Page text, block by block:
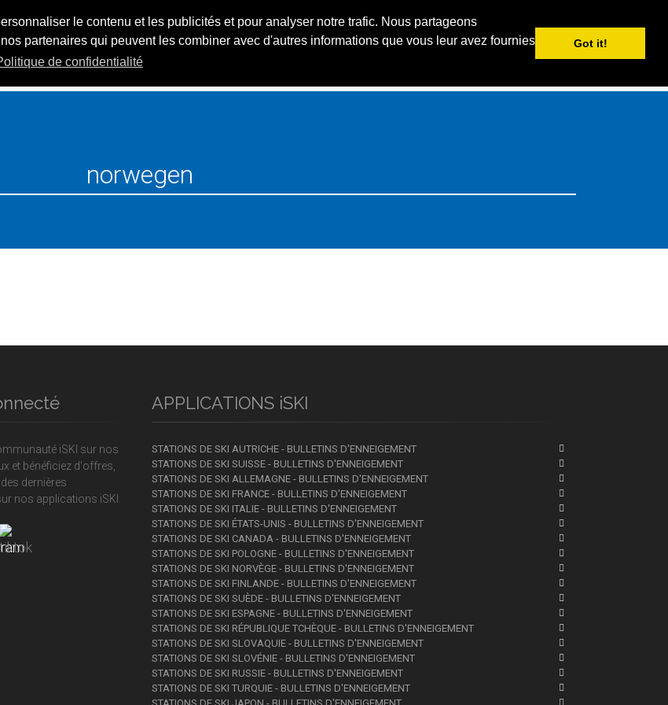
le contenu et les publicités et pour analyser notre trafic. Nous partageons
partenaires qui peuvent les combiner avec d'autres informations que vous leur avez fournies
de confidentialité
Got it!
ACCUEIL RESORTS iSKI APPS MON iSKI iSKI TROPHY
iSKI sur nos
et bénéficiez d'offres,
dernières
nos applications iSKI.
APPLICATIONS iSKI
STATIONS DE SKI AUTRICHE - BULLETINS D'ENNEIGEMENT
STATIONS DE SKI SUISSE - BULLETINS D'ENNEIGEMENT
STATIONS DE SKI ALLEMAGNE - BULLETINS D'ENNEIGEMENT
STATIONS DE SKI FRANCE - BULLETINS D'ENNEIGEMENT
STATIONS DE SKI ITALIE - BULLETINS D'ENNEIGEMENT
STATIONS DE SKI ÉTATS-UNIS - BULLETINS D'ENNEIGEMENT
STATIONS DE SKI CANADA - BULLETINS D'ENNEIGEMENT
STATIONS DE SKI POLOGNE - BULLETINS D'ENNEIGEMENT
STATIONS DE SKI NORVÈGE - BULLETINS D'ENNEIGEMENT
STATIONS DE SKI FINLANDE - BULLETINS D'ENNEIGEMENT
STATIONS DE SKI SUÈDE - BULLETINS D'ENNEIGEMENT
STATIONS DE SKI ESPAGNE - BULLETINS D'ENNEIGEMENT
STATIONS DE SKI RÉPUBLIQUE TCHÈQUE - BULLETINS D'ENNEIGEMENT
STATIONS DE SKI SLOVAQUIE - BULLETINS D'ENNEIGEMENT
STATIONS DE SKI SLOVÉNIE - BULLETINS D'ENNEIGEMENT
STATIONS DE SKI RUSSIE - BULLETINS D'ENNEIGEMENT
STATIONS DE SKI TURQUIE - BULLETINS D'ENNEIGEMENT